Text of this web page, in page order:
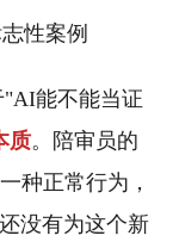
性案例
能不能当证
质。陪审员的
种正常行为，
没有为这个新